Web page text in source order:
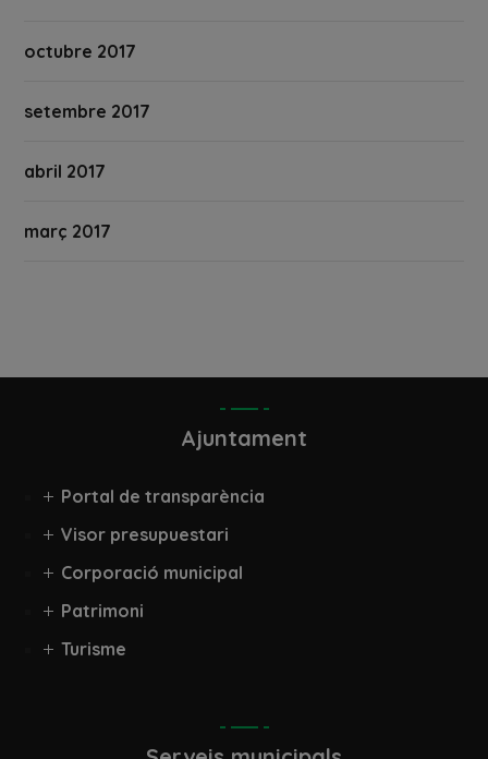
octubre 2017
setembre 2017
abril 2017
març 2017
Ajuntament
Portal de transparència
Visor presupuestari
Corporació municipal
Patrimoni
Turisme